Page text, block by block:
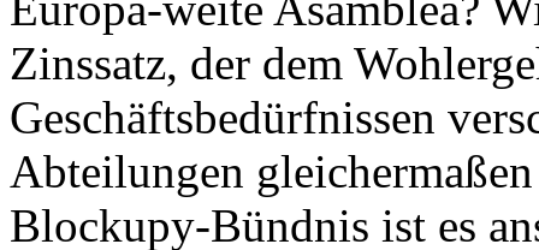
Zinssatz, der dem
Geschäftsbedürfnissen
Abteilungen
Blockupy-Bündnis ist es